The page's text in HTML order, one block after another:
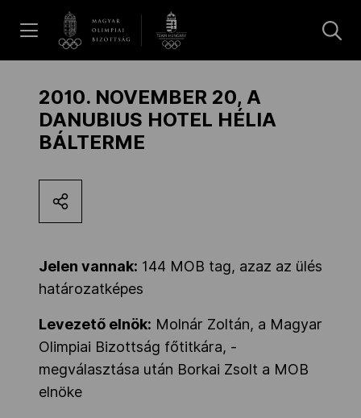
Hírek
Galéria
Dakar 2026
Los Angeles 2028
MOB
Kettőskarrier-program
2010. NOVEMBER 20, A
DANUBIUS HOTEL HÉLIA
BÁLTERME
Jelen vannak: 144 MOB tag, azaz az ülés
határozatképes
Levezető elnök: Molnár Zoltán, a Magyar
Olimpiai Bizottság főtitkára, -
megválasztása után Borkai Zsolt a MOB
elnöke